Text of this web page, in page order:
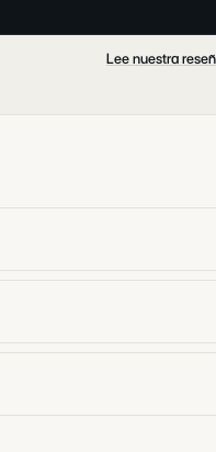
Lee nuestra